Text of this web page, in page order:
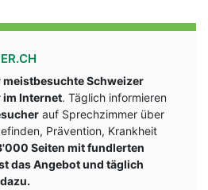
Schweizer
Internet. Täglich informieren
auf Sprechzimmer über
Prävention, Krankheit
Seiten mit fundlerten
das Angebot und täglich